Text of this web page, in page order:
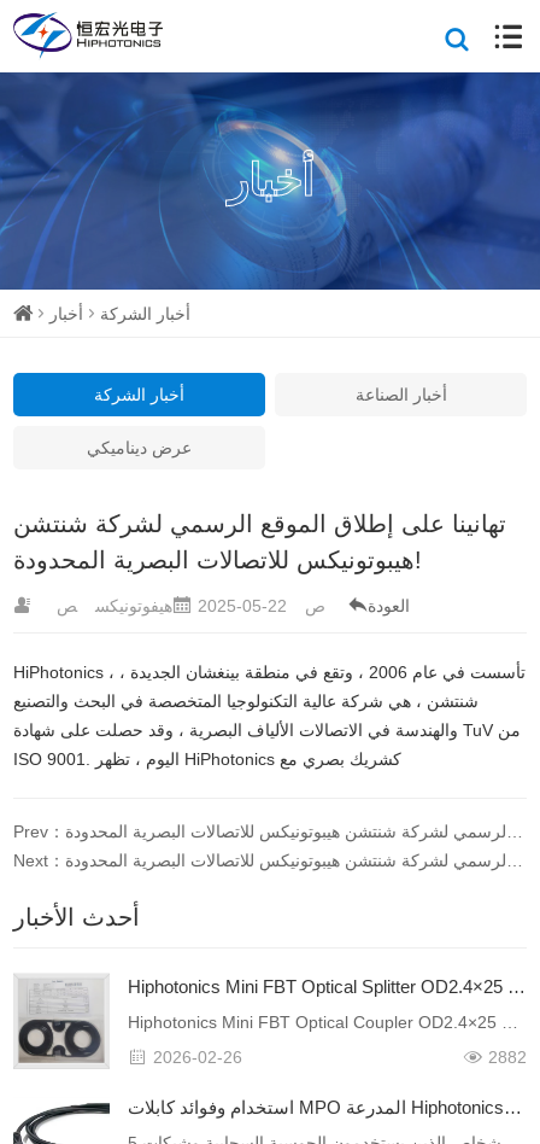
أخبار
أخبار أخبار الشركة
أخبار الشركة أخبار الصناعة
عرض ديناميكي
تهانينا على إطلاق الموقع الرسمي لشركة شنتشن
هيبوتونيكس للاتصالات البصرية المحدودة!
هيفوتونيكس ص 2025-05-22 ص العودة
HiPhotonics ، تأسست في عام 2006 ، وتقع في منطقة بينغشان الجديدة ،
شنتشن ، هي شركة عالية التكنولوجيا المتخصصة في البحث والتصنيع
والهندسة في الاتصالات الألياف البصرية ، وقد حصلت على شهادة TuV من
ISO 9001. اليوم ، تظهر HiPhotonics كشريك بصري مع
أحدث الأخبار
Hiphotonics Mini FBT Optical Splitter OD2.4×25 Successfully Certified by Global Industry Leaders
2026-02-26
2882
استخدام وفوائد كابلات MPO المدرعة Hiphotonics في الشبكات البصرية اليوم